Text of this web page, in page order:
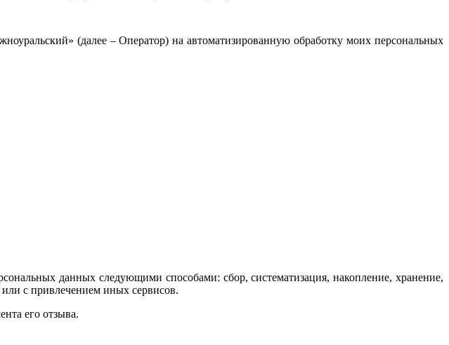
(далее – Оператор) на автоматизированную обработку моих персональных
данных следующими способами: сбор, систематизация, накопление, хранение,
с привлечением иных сервисов.
его отзыва.